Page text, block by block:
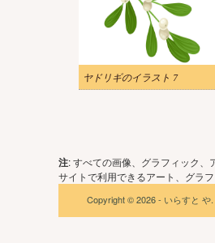
ヤドリギのイラスト 7
注: すべての画像、グラフィック
サイトで利用できるアート、グラ
Copyright © 2026 - いらすと や.